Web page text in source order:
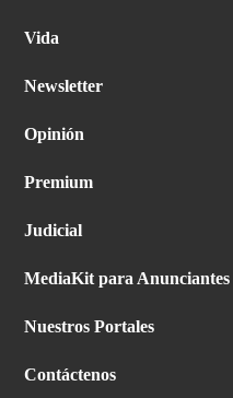
Vida
Newsletter
Opinión
Premium
Judicial
MediaKit para Anunciantes
Nuestros Portales
Contáctenos